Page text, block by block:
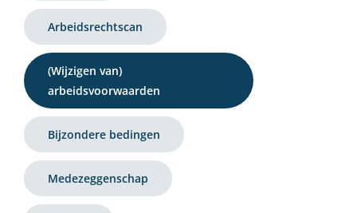
Arbeidsrechtscan
(Wijzigen van)
arbeidsvoorwaarden
Bijzondere bedingen
Medezeggenschap